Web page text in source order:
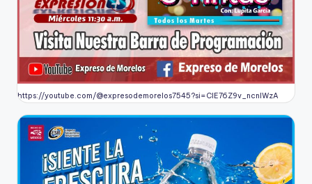
https://youtube.com/@expresodemorelos7545?si=CIE76Z9v_ncnlWzA